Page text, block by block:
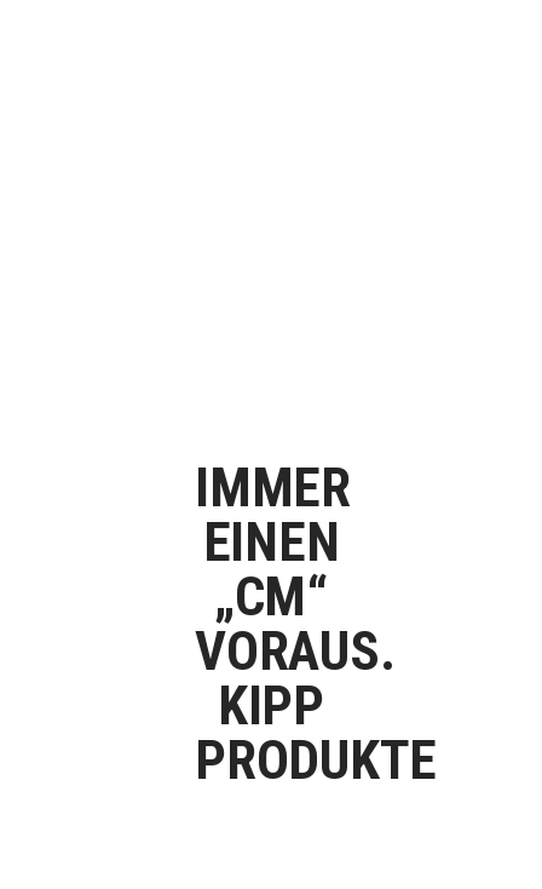
IMMER
EINEN
„CM“
VORAUS.
KIPP
PRODUKTE